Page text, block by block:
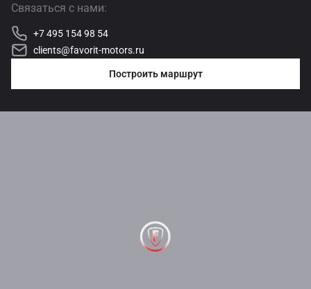
Связаться с нами:
+7 495 154 98 54
clients@favorit-motors.ru
Построить маршрут